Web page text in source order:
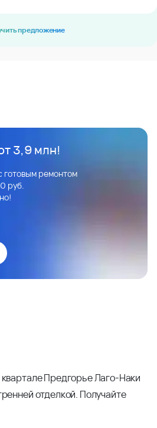
предложение
3,9 млн!
готовым ремонтом
руб.
Предгорье Лаго-Наки
отделкой. Получайте